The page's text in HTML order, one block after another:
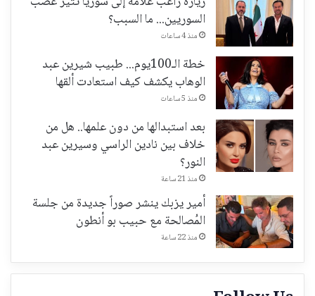
السوريين... ما السبب؟
منذ 4 ساعات
خطة الـ100يوم... طبيب شيرين عبد
الوهاب يكشف كيف استعادت ألقها
منذ 5 ساعات
بعد استبدالها من دون علمها.. هل من
خلاف بين نادين الراسي وسيرين عبد
النور؟
منذ 21 ساعة
أمير يزبك ينشر صوراً جديدة من جلسة
المُصالحة مع حبيب بو أنطون
منذ 22 ساعة